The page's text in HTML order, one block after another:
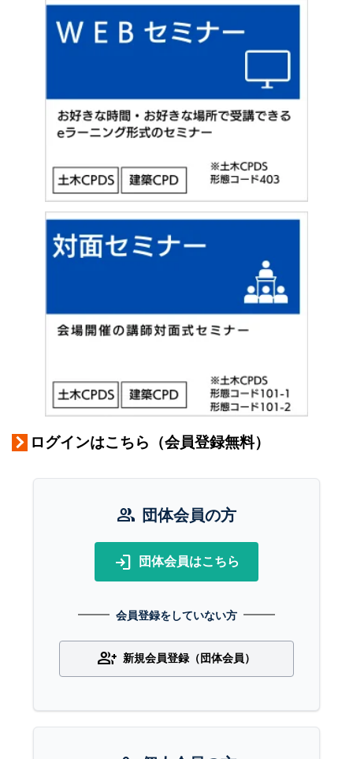
ログインはこちら（会員登録無料）
group 団体会員の方
login 団体会員はこちら
会員登録をしていない方
group_add 新規会員登録（団体会員）